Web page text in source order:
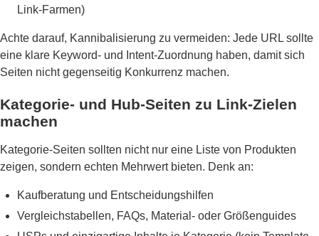
Link-Farmen)
Achte darauf, Kannibalisierung zu vermeiden: Jede URL sollte
eine klare Keyword- und Intent-Zuordnung haben, damit sich
Seiten nicht gegenseitig Konkurrenz machen.
Kategorie- und Hub-Seiten zu Link-Zielen
machen
Kategorie-Seiten sollten nicht nur eine Liste von Produkten
zeigen, sondern echten Mehrwert bieten. Denk an:
Kaufberatung und Entscheidungshilfen
Vergleichstabellen, FAQs, Material- oder Größenguides